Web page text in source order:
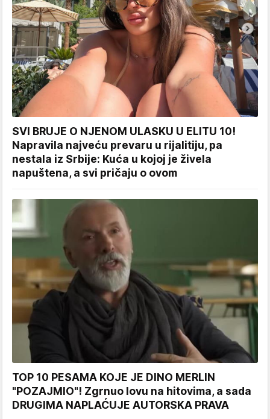
SVI BRUJE O NJENOM ULASKU U ELITU 10!
Napravila najveću prevaru u rijalitiju, pa
nestala iz Srbije: Kuća u kojoj je živela
napuštena, a svi pričaju o ovom
TOP 10 PESAMA KOJE JE DINO MERLIN
"POZAJMIO"! Zgrnuo lovu na hitovima, a sada
DRUGIMA NAPLAĆUJE AUTORSKA PRAVA